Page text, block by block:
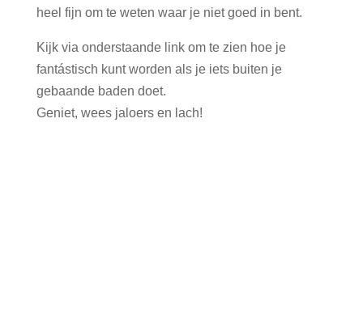
heel fijn om te weten waar je niet goed in bent.
Kijk via onderstaande link om te zien hoe je
fantástisch kunt worden als je iets buiten je
gebaande baden doet.
Geniet, wees jaloers en lach!